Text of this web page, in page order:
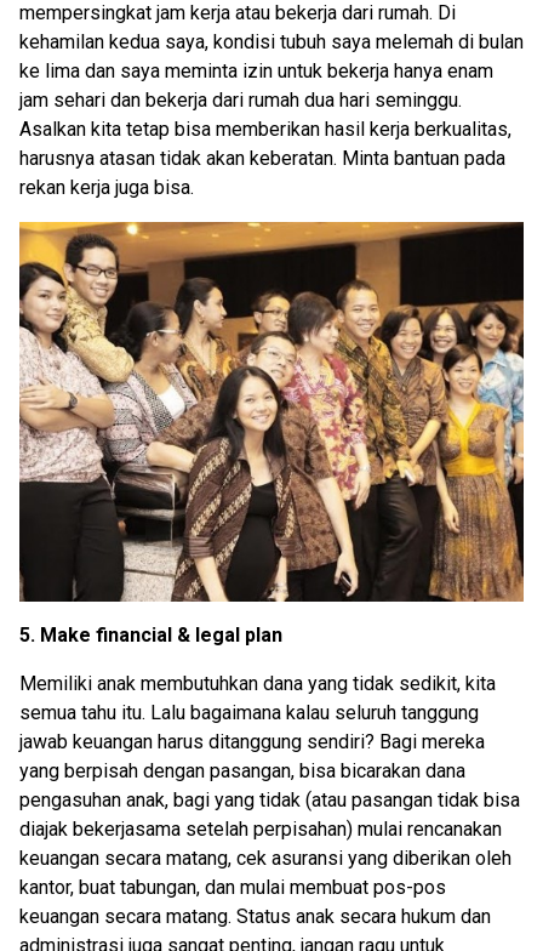
mempersingkat jam kerja atau bekerja dari rumah. Di
kehamilan kedua saya, kondisi tubuh saya melemah di bulan
ke lima dan saya meminta izin untuk bekerja hanya enam
jam sehari dan bekerja dari rumah dua hari seminggu.
Asalkan kita tetap bisa memberikan hasil kerja berkualitas,
harusnya atasan tidak akan keberatan. Minta bantuan pada
rekan kerja juga bisa.
5. Make financial & legal plan
Memiliki anak membutuhkan dana yang tidak sedikit, kita
semua tahu itu. Lalu bagaimana kalau seluruh tanggung
jawab keuangan harus ditanggung sendiri? Bagi mereka
yang berpisah dengan pasangan, bisa bicarakan dana
pengasuhan anak, bagi yang tidak (atau pasangan tidak bisa
diajak bekerjasama setelah perpisahan) mulai rencanakan
keuangan secara matang, cek asuransi yang diberikan oleh
kantor, buat tabungan, dan mulai membuat pos-pos
keuangan secara matang. Status anak secara hukum dan
administrasi juga sangat penting, jangan ragu untuk